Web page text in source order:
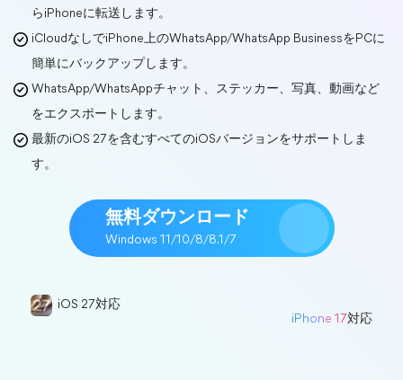
らiPhoneに転送します。
iCloudなしでiPhone上のWhatsApp/WhatsApp BusinessをPCに
簡単にバックアップします。
WhatsApp/WhatsAppチャット、ステッカー、写真、動画など
をエクスポートします。
最新のiOS 27を含むすべてのiOSバージョンをサポートしま
す。
無料ダウンロード
Windows 11/10/8/8.1/7
iOS 27対応
iPhone 17対応